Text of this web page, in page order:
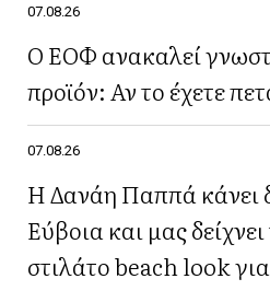
07.08.26
Ο ΕΟΦ ανακαλεί
προϊόν: Αν το έχετε
07.08.26
Η Δανάη Παππά κάνει
Εύβοια και μας
στιλάτο beach look